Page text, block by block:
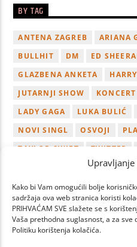
Kako bi Vam omogućili bolje
sadržaja ova web stranica koristi
PRIHVAĆAM SVE slažete se s
Vaša prethodna suglasnost, a za
Politiku korištenja kolačića.
BY TAG
ANTENA ZAGREB ARIANA
BULLHIT
DM ED
GLAZBENA ANKETA
JUTARNJI SHOW
KONCERT
LADY GAGA
LUKA BULIĆ
NOVI SINGL
OSVOJI
TAYLOR SWIFT
TWITTER